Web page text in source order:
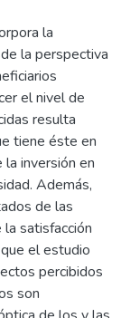
la
la perspectiva
el nivel de
resulta
tiene éste en
inversión en
Además,
de las
satisfacción
el estudio
percibidos
son